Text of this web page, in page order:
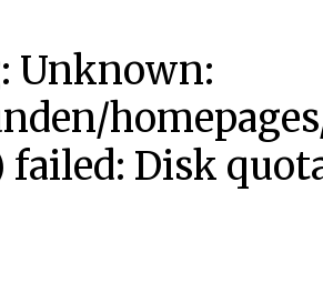
: Unknown:
homepages/
failed: Disk